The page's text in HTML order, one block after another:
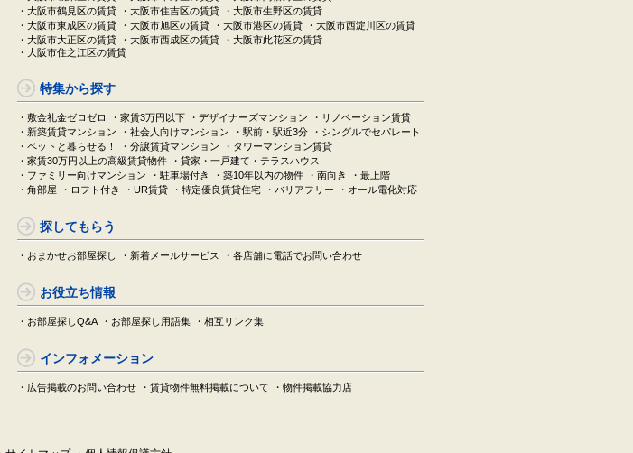
・大阪市鶴見区の賃貸
・大阪市住吉区の賃貸
・大阪市生野区の賃貸
・大阪市東成区の賃貸
・大阪市旭区の賃貸 ・大阪市港区の賃貸
・大阪市西淀川区の賃貸
・大阪市大正区の賃貸
・大阪市西成区の賃貸
・大阪市此花区の賃貸
・大阪市住之江区の賃貸
特集から探す
・敷金礼金ゼロゼロ ・家賃3万円以下 ・デザイナーズマンション
・リノベーション賃貸
・新築賃貸マンション
・社会人向けマンション ・駅前・駅近3分
・シングルでセパレート
・ペットと暮らせる！
・分譲賃貸マンション
・タワーマンション賃貸
・家賃30万円以上の高級賃貸物件
・貸家・一戸建て・テラスハウス
・ファミリー向けマンション
・駐車場付き ・築10年以内の物件 ・南向き
・最上階
・角部屋
・ロフト付き ・UR賃貸 ・特定優良賃貸住宅 ・バリアフリー ・オール電化対応
探してもらう
・おまかせお部屋探し ・新着メールサービス ・各店舗に電話でお問い合わせ
お役立ち情報
・お部屋探しQ&A ・お部屋探し用語集 ・相互リンク集
インフォメーション
・広告掲載のお問い合わせ ・賃貸物件無料掲載について ・物件掲載協力店